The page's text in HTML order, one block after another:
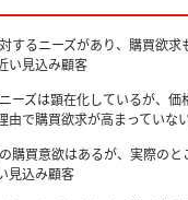
するニーズがあり、購買欲求
い見込み顧客
ーズは顕在化しているが、価
由で購買欲求が高まっていな
購買意欲はあるが、実際のと
見込み顧客